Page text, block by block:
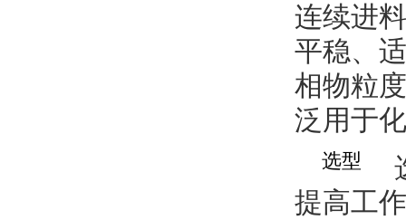
连续进料
平稳
相物粒
泛用于化工
选型
提高工作